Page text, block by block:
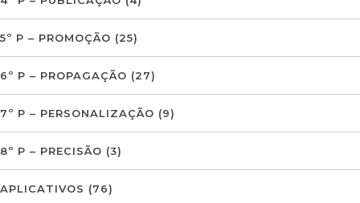
5º P – PROMOÇÃO (25)
6º P – PROPAGAÇÃO (27)
7º P – PERSONALIZAÇÃO (9)
8º P – PRECISÃO (3)
APLICATIVOS (76)